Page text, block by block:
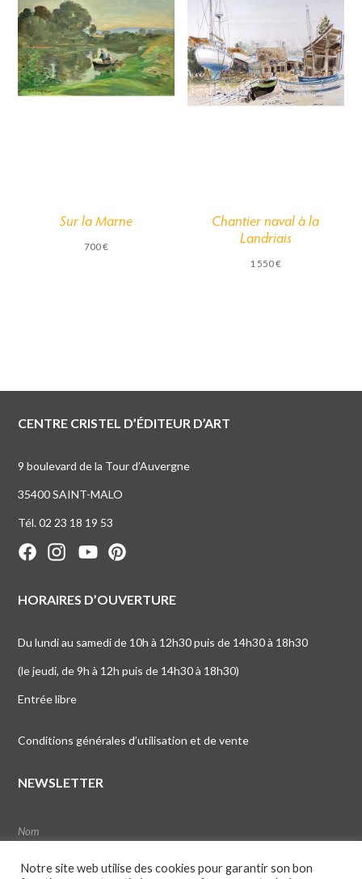
Sur la Marne
700€
Chantier naval à la
Landriais
1 550€
CENTRE CRISTEL D’ÉDITEUR D’ART
9 boulevard de la Tour d’Auvergne
35400 SAINT-MALO
Tél. 02 23 18 19 53
HORAIRES D’OUVERTURE
Du lundi au samedi de 10h à 12h30 puis de 14h30 à 18h30
(le jeudi, de 9h à 12h puis de 14h30 à 18h30)
Entrée libre
Conditions générales d’utilisation et de vente
NEWSLETTER
Notre site web utilise des cookies pour garantir son bon